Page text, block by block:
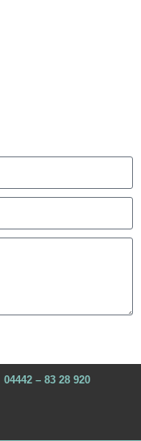
04442 – 83 28 920